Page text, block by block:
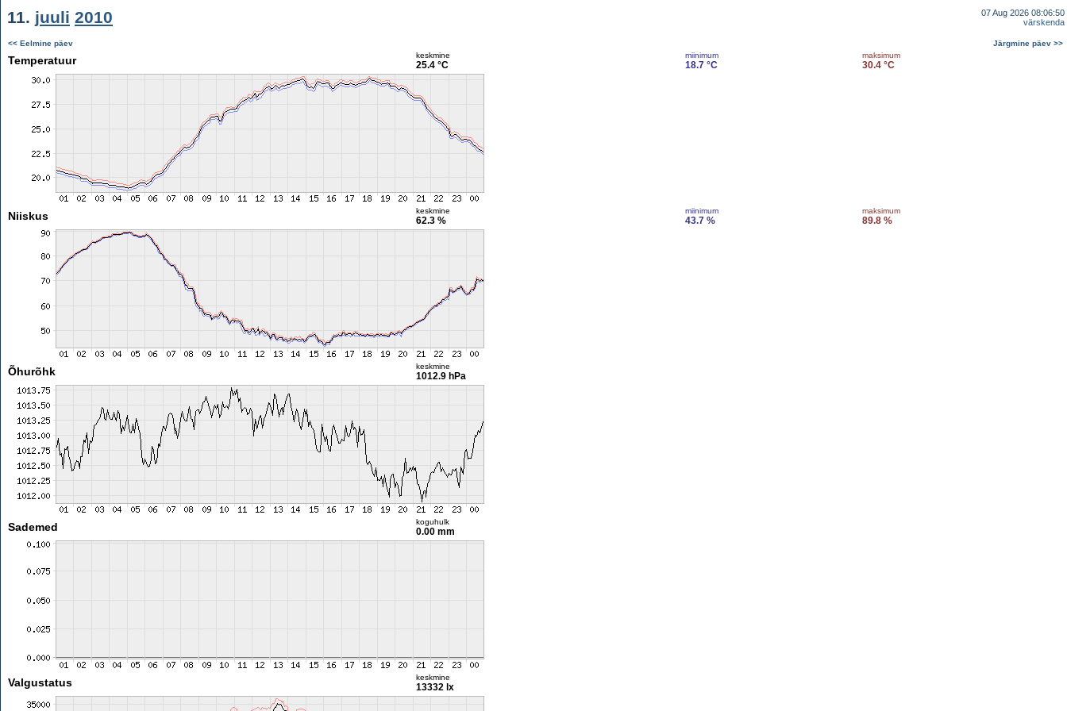
11. juuli 2010
07 Aug 2026 08:06:50
värskenda
<< Eelmine päev Järgmine päev >>
Temperatuur keskmine
25.4 °C
miinimum
18.7 °C
maksimum
30.4 °C
Niiskus keskmine
62.3 %
miinimum
43.7 %
maksimum
89.8 %
Õhurõhk keskmine
1012.9 hPa
Sademed koguhulk
0.00 mm
Valgustatus keskmine
13332 lx